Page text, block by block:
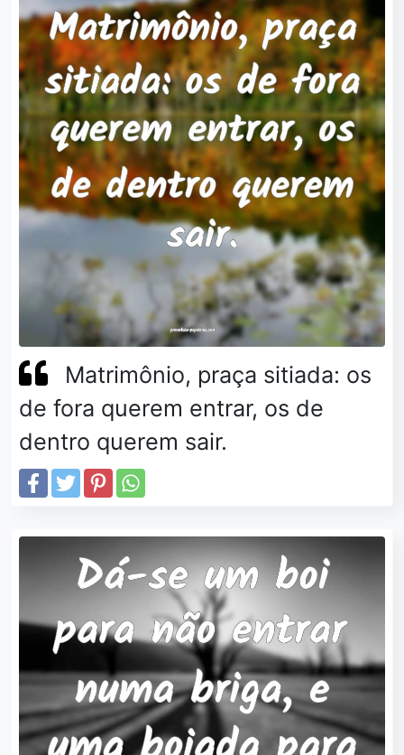
Matrimônio, praça sitiada: os
de fora querem entrar, os de
dentro querem sair.